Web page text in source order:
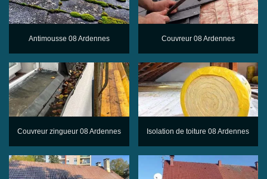
Antimousse 08 Ardennes Couvreur 08 Ardennes
Couvreur zingueur 08 Ardennes Isolation de toiture 08 Ardennes